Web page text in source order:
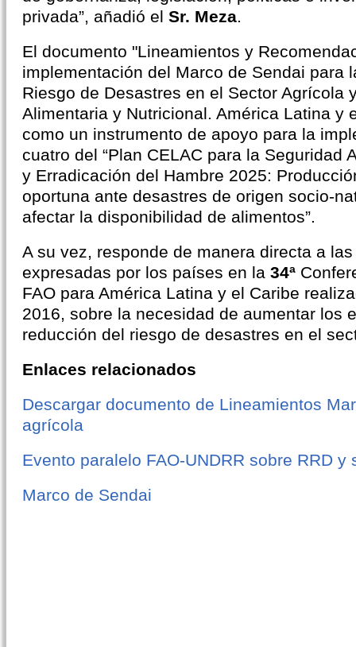
privada”, añadió el Sr. Meza.
El documento "Lineamientos y
implementación del Marco de Sendai para
Riesgo de Desastres en el Sector Agrícola
Alimentaria y Nutricional. América Latina y
como un instrumento de apoyo para la
cuatro del “Plan CELAC para la Seguridad
y Erradicación del Hambre 2025:
oportuna ante desastres de origen socio-
afectar la disponibilidad de alimentos”.
A su vez, responde de manera directa a
expresadas por los países en la 34ª
FAO para América Latina y el Caribe
2016, sobre la necesidad de aumentar los
reducción del riesgo de desastres en el
Enlaces relacionados
Descargar documento de Lineamientos
agrícola
Evento paralelo FAO-UNDRR sobre RRD y
Marco de Sendai